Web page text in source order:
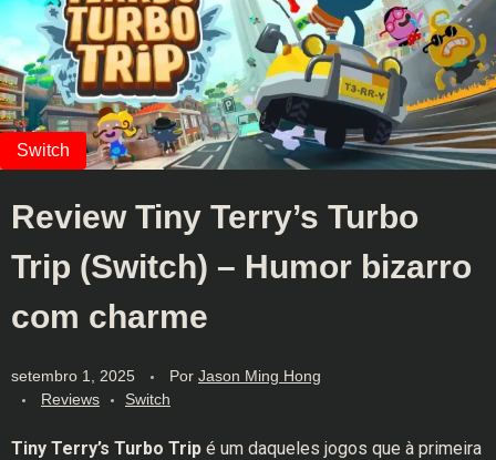
Review Tiny Terry’s Turbo
Trip (Switch) – Humor bizarro
com charme
setembro 1, 2025 Por Jason Ming Hong
Reviews
Switch
Tiny Terry’s Turbo Trip é um daqueles jogos que à primeira